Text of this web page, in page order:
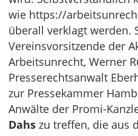
wie https://
überall verklagt werden.
Vereinsvorsitzende der
Arbeitsunrecht, Werner
Presserechtsanwalt
zur Pressekammer
Anwälte der Promi-
Dahs zu treffen, die aus